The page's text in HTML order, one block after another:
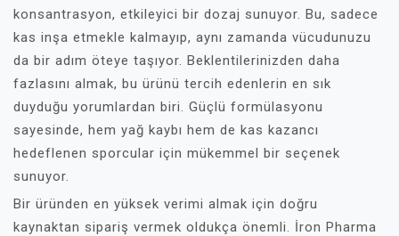
konsantrasyon, etkileyici bir dozaj sunuyor. Bu, sadece
kas inşa etmekle kalmayıp, aynı zamanda vücudunuzu
da bir adım öteye taşıyor. Beklentilerinizden daha
fazlasını almak, bu ürünü tercih edenlerin en sık
duyduğu yorumlardan biri. Güçlü formülasyonu
sayesinde, hem yağ kaybı hem de kas kazancı
hedeflenen sporcular için mükemmel bir seçenek
sunuyor.
Bir üründen en yüksek verimi almak için doğru
kaynaktan sipariş vermek oldukça önemli. İron Pharma